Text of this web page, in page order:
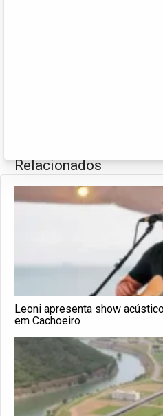
Relacionados
Leoni apresenta show
em Cachoeiro